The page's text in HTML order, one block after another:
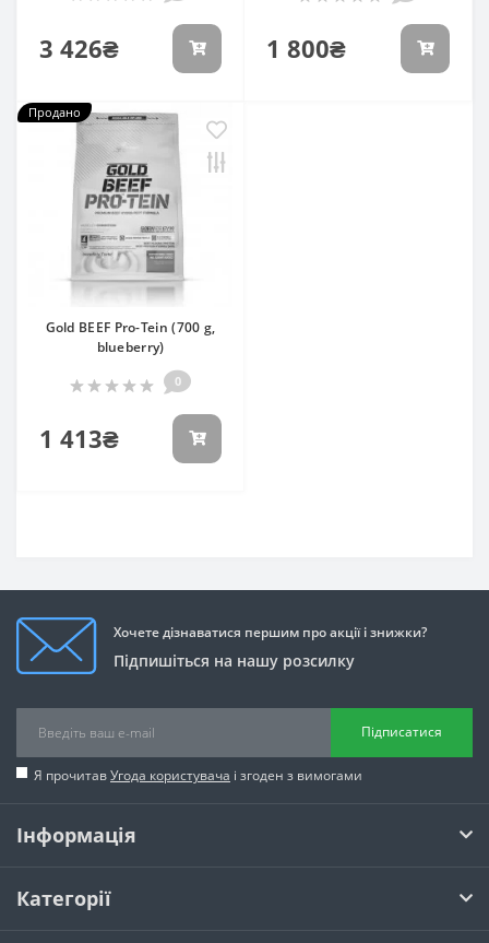
3 426₴ 1 800₴
Продано
Gold BEEF Pro-Tein (700 g,
blueberry)
0
1 413₴
Хочете дізнаватися першим про акції і знижки?
Підпишіться на нашу розсилку
Підписатися
Я прочитавУгода користувача і згоден з вимогами
Інформація
Категорії